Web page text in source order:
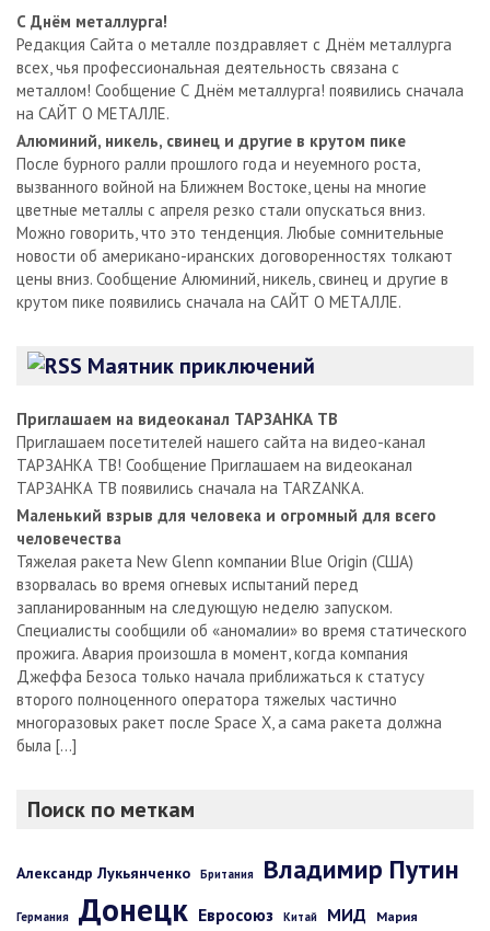
С Днём металлурга!
Редакция Сайта о металле поздравляет с Днём металлурга
всех, чья профессиональная деятельность связана с
металлом! Сообщение С Днём металлурга! появились сначала
на САЙТ О МЕТАЛЛЕ.
Алюминий, никель, свинец и другие в крутом пике
После бурного ралли прошлого года и неуемного роста,
вызванного войной на Ближнем Востоке, цены на многие
цветные металлы с апреля резко стали опускаться вниз.
Можно говорить, что это тенденция. Любые сомнительные
новости об американо-иранских договоренностях толкают
цены вниз. Сообщение Алюминий, никель, свинец и другие в
крутом пике появились сначала на САЙТ О МЕТАЛЛЕ.
Маятник приключений
Приглашаем на видеоканал ТАРЗАНКА ТВ
Приглашаем посетителей нашего сайта на видео-канал
ТАРЗАНКА ТВ! Сообщение Приглашаем на видеоканал
ТАРЗАНКА ТВ появились сначала на TARZANKA.
Маленький взрыв для человека и огромный для всего
человечества
Тяжелая ракета New Glenn компании Blue Origin (США)
взорвалась во время огневых испытаний перед
запланированным на следующую неделю запуском.
Специалисты сообщили об «аномалии» во время статического
прожига. Авария произошла в момент, когда компания
Джеффа Безоса только начала приближаться к статусу
второго полноценного оператора тяжелых частично
многоразовых ракет после Space X, а сама ракета должна
была […]
Поиск по меткам
Александр Лукьянченко Британия Владимир Путин
Германия Донецк Евросоюз Китай МИД Мария